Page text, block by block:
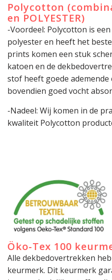
Polycotton
en POLYESTER)
-Voordeel: Polycotton is
polyester en heeft het
prints komen een stuk
katoen en de
stof heeft goede ademende
bovendien goed vocht
-Nadeel: Wij komen in de
kwaliteit Polycotton
Öko-Tex 100
Alle dekbedovertrekken
keurmerk. Dit keurmerk